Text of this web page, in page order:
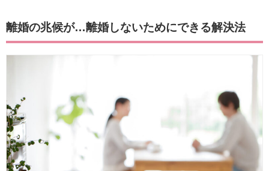
離婚の兆候が…離婚しないためにできる解決法